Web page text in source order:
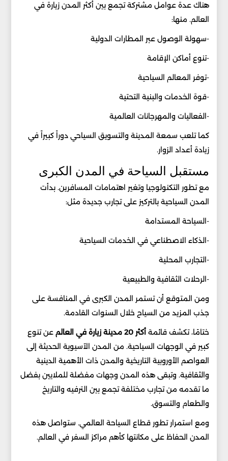
هناك عدة عوامل مشتركة تجمع بين أكثر المدن زيارة في
العالم. منها:
-سهولة الوصول عبر المطارات الدولية
-تنوع أماكن الإقامة
-توفر المعالم السياحية
-قوة الخدمات والبنية التحتية
-الفعاليات والمهرجانات العالمية
كما تلعب سمعة المدينة والتسويق السياحي دوراً كبيراً في
زيادة أعداد الزوار.
مستقبل السياحة في المدن الكبرى
مع تطور التكنولوجيا وتغير اهتمامات المسافرين. بدأت
المدن السياحية بالتركيز على تجارب جديدة مثل:
-السياحة المستدامة
-الذكاء الاصطناعي في الخدمات السياحية
-التجارب المحلية
-الرحلات الثقافية والطبيعية
ومن المتوقع أن تستمر المدن الكبرى في المنافسة على
جذب المزيد من السياح خلال السنوات القادمة.
ختامًا، تكشف قائمة أكثر 20 مدينة زيارة في العالم
عن تنوع
كبير في الوجهات السياحية. من المدن الآسيوية الحديثة إلى
العواصم الأوروبية التاريخية والمدن ذات الأهمية الدينية
والثقافية. وتبقى هذه المدن وجهات مفضلة للملايين بفضل
ما تقدمه من تجارب مختلفة تجمع بين الترفيه والتاريخ
والطعام والتسوق.
ومع استمرار تطور قطاع السياحة العالمي. ستواصل هذه
المدن الحفاظ على مكانتها كأهم مراكز السفر في العالم.